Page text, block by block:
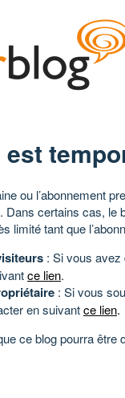
est
ou l’abonnement
Dans certains cas, le
limité tant que
: Si vous
ce lien.
: Si vous
en suivantce lien.
ce blog pourra